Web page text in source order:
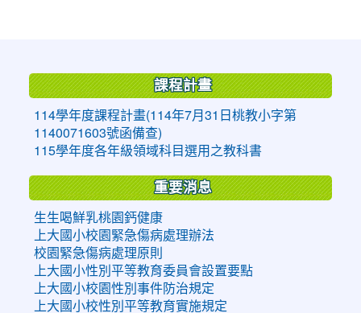
課程計畫
114學年度課程計畫(114年7月31日桃教小字第
1140071603號函備查)
115學年度各年級領域科目選用之教科書
重要消息
生生喝鮮乳桃園鈣健康
上大國小校園緊急傷病處理辦法
校園緊急傷病處理原則
上大國小性別平等教育委員會設置要點
上大國小校園性別事件防治規定
上大國小校性別平等教育實施規定